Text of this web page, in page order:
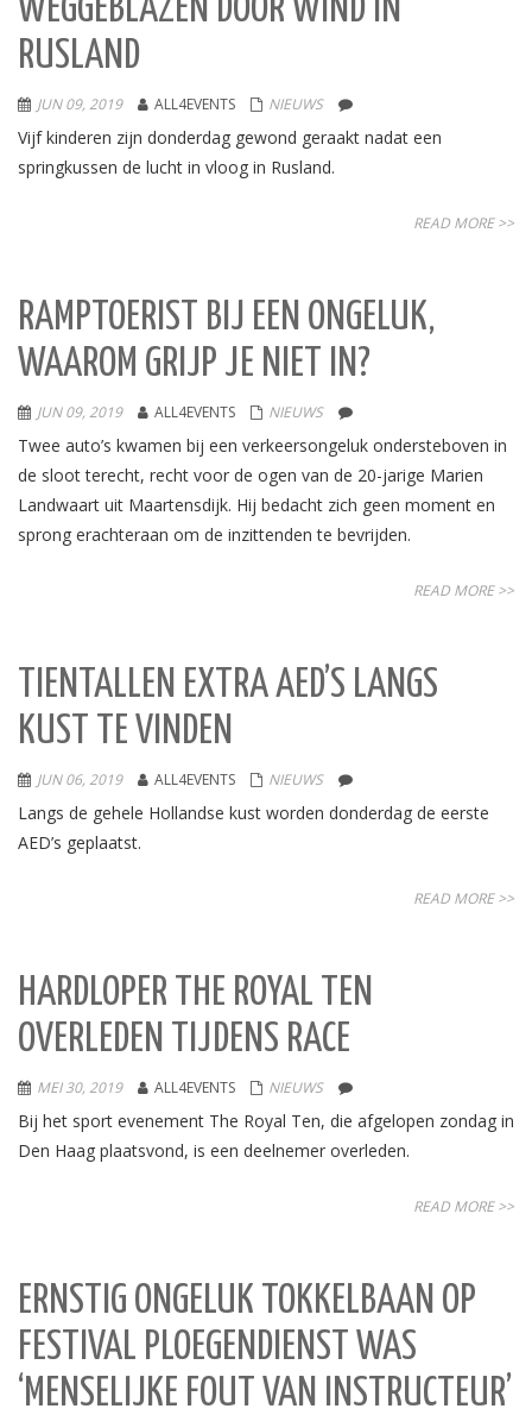
WEGGEBLAZEN DOOR WIND IN
RUSLAND
JUN 09, 2019 ALL4EVENTS NIEUWS
Vijf kinderen zijn donderdag gewond geraakt nadat een
springkussen de lucht in vloog in Rusland.
READ MORE >>
RAMPTOERIST BIJ EEN ONGELUK,
WAAROM GRIJP JE NIET IN?
JUN 09, 2019 ALL4EVENTS NIEUWS
Twee auto’s kwamen bij een verkeersongeluk ondersteboven in
de sloot terecht, recht voor de ogen van de 20-jarige Marien
Landwaart uit Maartensdijk. Hij bedacht zich geen moment en
sprong erachteraan om de inzittenden te bevrijden.
READ MORE >>
TIENTALLEN EXTRA AED’S LANGS
KUST TE VINDEN
JUN 06, 2019 ALL4EVENTS NIEUWS
Langs de gehele Hollandse kust worden donderdag de eerste
AED’s geplaatst.
READ MORE >>
HARDLOPER THE ROYAL TEN
OVERLEDEN TIJDENS RACE
MEI 30, 2019 ALL4EVENTS NIEUWS
Bij het sport evenement The Royal Ten, die afgelopen zondag in
Den Haag plaatsvond, is een deelnemer overleden.
READ MORE >>
ERNSTIG ONGELUK TOKKELBAAN OP
FESTIVAL PLOEGENDIENST WAS
‘MENSELIJKE FOUT VAN INSTRUCTEUR’